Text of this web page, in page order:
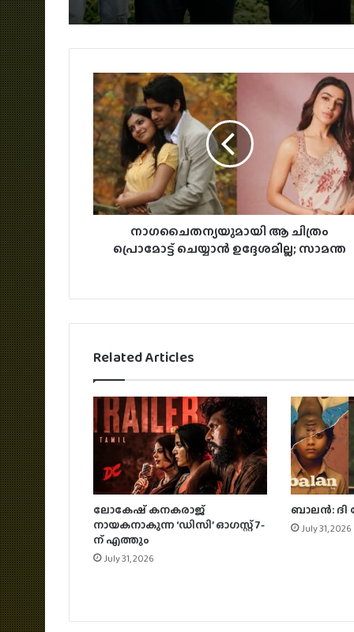
നാഗചൈതന്യയുമായി ആ ചിത്രം
പ്രൊമോട്ട് ചെയ്യാൻ ഉദ്ദേശമില്ല; സാമന്ത
Related Articles
ലോകേഷ് കനകരാജ്
നായകനാകുന്ന ‘ഡിസി’ ഓഗസ്റ്റ് 7-
ന് എത്തും
July 31, 2026
ബാലന്‍: ദി
July 31, 2026